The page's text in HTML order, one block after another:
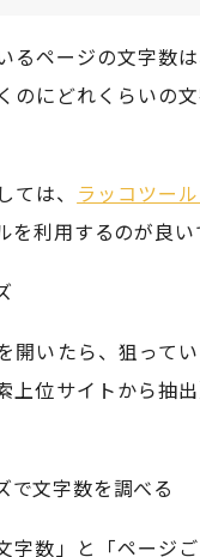
るページの文字数
のにどれくらいの
ては、 ラッコツー
を利用するのが良い
開いたら、狙って
上位サイトから抽
字数」と「ページ